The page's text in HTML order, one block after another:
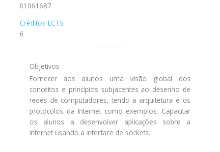
01061687
Créditos ECTS
6
Objetivos
Fornecer aos alunos uma visão global dos
conceitos e princípios subjacentes ao desenho de
redes de computadores, tendo a arquitetura e os
protocolos da Internet como exemplos. Capacitar
os alunos a desenvolver aplicações sobre a
Internet usando a interface de sockets.